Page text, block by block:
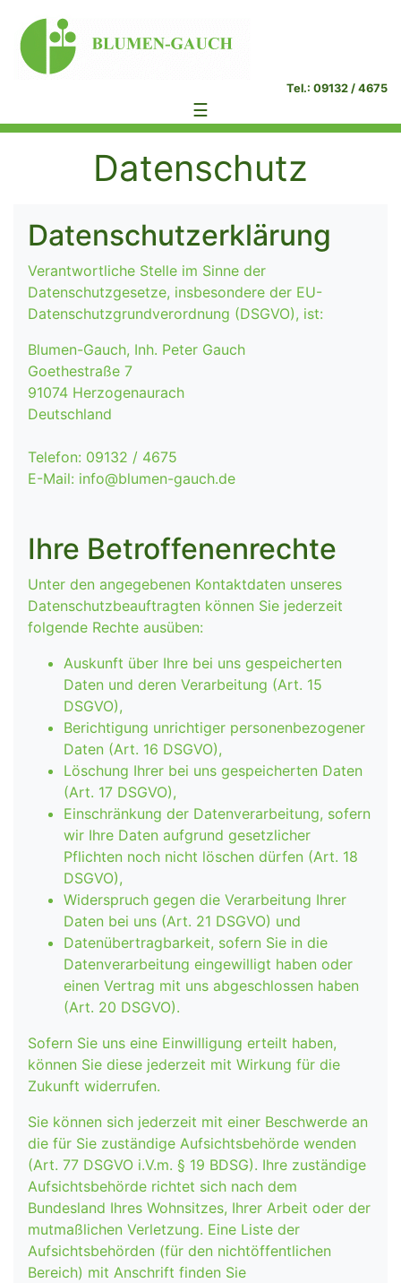
Tel.: 09132 / 4675
☰
Datenschutz
Datenschutzerklärung
Verantwortliche Stelle im Sinne der
Datenschutzgesetze, insbesondere der EU-
Datenschutzgrundverordnung (DSGVO), ist:
Blumen-Gauch, Inh. Peter Gauch
Goethestraße 7
91074 Herzogenaurach
Deutschland
Telefon: 09132 / 4675
E-Mail: info@blumen-gauch.de
Ihre Betroffenenrechte
Unter den angegebenen Kontaktdaten unseres
Datenschutzbeauftragten können Sie jederzeit
folgende Rechte ausüben:
Auskunft über Ihre bei uns gespeicherten
Daten und deren Verarbeitung (Art. 15
DSGVO),
Berichtigung unrichtiger personenbezogener
Daten (Art. 16 DSGVO),
Löschung Ihrer bei uns gespeicherten Daten
(Art. 17 DSGVO),
Einschränkung der Datenverarbeitung, sofern
wir Ihre Daten aufgrund gesetzlicher
Pflichten noch nicht löschen dürfen (Art. 18
DSGVO),
Widerspruch gegen die Verarbeitung Ihrer
Daten bei uns (Art. 21 DSGVO) und
Datenübertragbarkeit, sofern Sie in die
Datenverarbeitung eingewilligt haben oder
einen Vertrag mit uns abgeschlossen haben
(Art. 20 DSGVO).
Sofern Sie uns eine Einwilligung erteilt haben,
können Sie diese jederzeit mit Wirkung für die
Zukunft widerrufen.
Sie können sich jederzeit mit einer Beschwerde an
die für Sie zuständige Aufsichtsbehörde wenden
(Art. 77 DSGVO i.V.m. § 19 BDSG). Ihre zuständige
Aufsichtsbehörde richtet sich nach dem
Bundesland Ihres Wohnsitzes, Ihrer Arbeit oder der
mutmaßlichen Verletzung. Eine Liste der
Aufsichtsbehörden (für den nichtöffentlichen
Bereich) mit Anschrift finden Sie